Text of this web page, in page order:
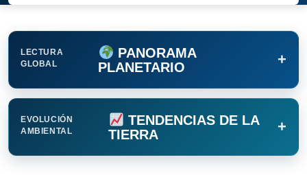
LECTURA
GLOBAL
PANORAMA
PLANETARIO
+
EVOLUCIÓN
AMBIENTAL
TENDENCIAS DE LA
TIERRA
+